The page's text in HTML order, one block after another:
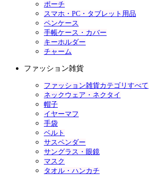
ポーチ
スマホ・PC・タブレット用品
ペンケース
手帳ケース・カバー
キーホルダー
チャーム
ファッション雑貨
ファッション雑貨カテゴリすべて
ネックウェア・ネクタイ
帽子
イヤーマフ
手袋
ベルト
サスペンダー
サングラス・眼鏡
マスク
タオル・ハンカチ